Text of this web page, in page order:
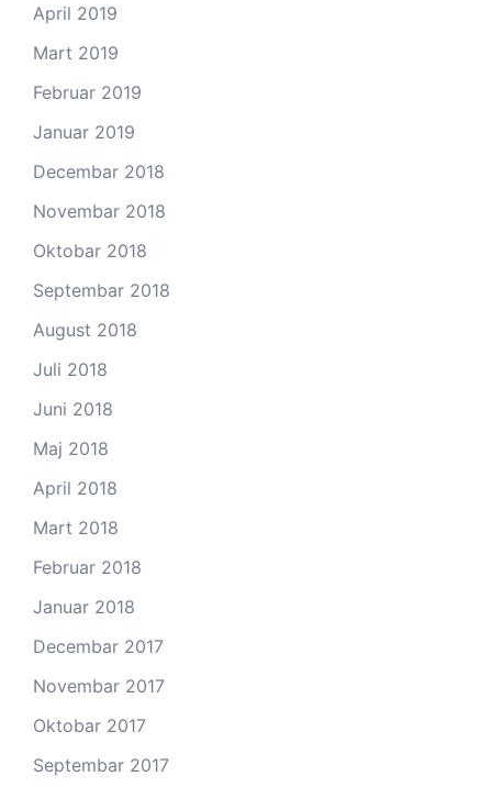
April 2019
Mart 2019
Februar 2019
Januar 2019
Decembar 2018
Novembar 2018
Oktobar 2018
Septembar 2018
August 2018
Juli 2018
Juni 2018
Maj 2018
April 2018
Mart 2018
Februar 2018
Januar 2018
Decembar 2017
Novembar 2017
Oktobar 2017
Septembar 2017